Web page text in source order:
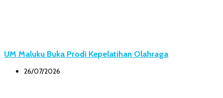
UM Maluku Buka Prodi Kepelatihan Olahraga
26/07/2026